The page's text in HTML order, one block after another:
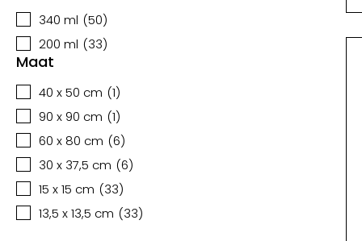
340 ml (50)
200 ml (33)
Maat
40 x 50 cm (1)
90 x 90 cm (1)
60 x 80 cm (6)
30 x 37,5 cm (6)
15 x 15 cm (33)
13,5 x 13,5 cm (33)